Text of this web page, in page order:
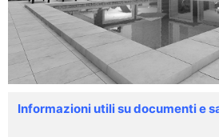
Informazioni utili su documenti e